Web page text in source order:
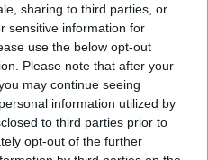
sharing to third parties, or
sensitive information for
use the below opt-out
Please note that after your
may continue seeing
information utilized by
to third parties prior to
opt-out of the further
és
a legkisebbeket a
előadásoké és a
a napot pedig az
követő táncház zárja.
programnak
Népi Együttes